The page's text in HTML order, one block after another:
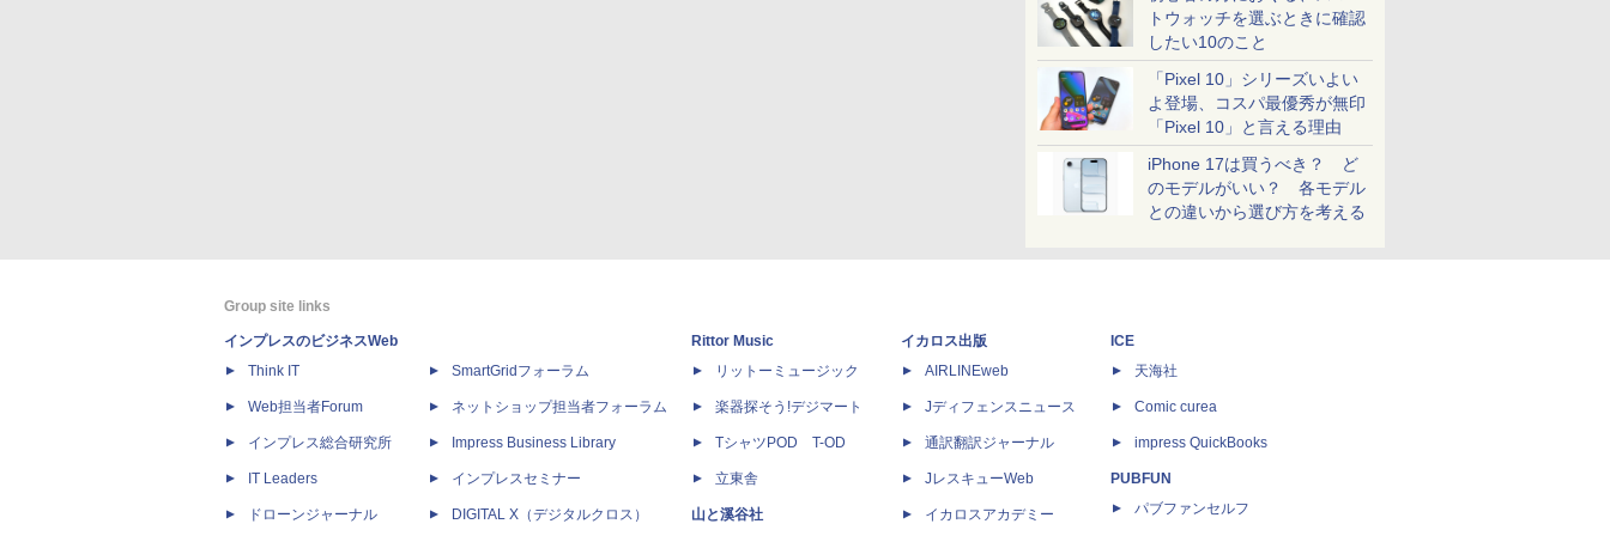
トウォッチを選ぶときに確認
したい10のこと
「Pixel 10」シリーズいよい
よ登場、コスパ最優秀が無印
「Pixel 10」と言える理由
iPhone 17は買うべき？ ど
のモデルがいい？ 各モデル
との違いから選び方を考える
Group site links
インプレスのビジネスWeb
Think IT
Web担当者Forum
インプレス総合研究所
IT Leaders
ドローンジャーナル
SmartGridフォーラム
ネットショップ担当者フォーラム
Impress Business Library
インプレスセミナー
DIGITAL X（デジタルクロス）
Rittor Music
リットーミュージック
楽器探そう!デジマート
TシャツPOD T-OD
立東舎
山と溪谷社
イカロス出版
AIRLINEweb
Jディフェンスニュース
通訳翻訳ジャーナル
JレスキューWeb
イカロスアカデミー
ICE
天海社
Comic curea
impress QuickBooks
PUBFUN
パブファンセルフ